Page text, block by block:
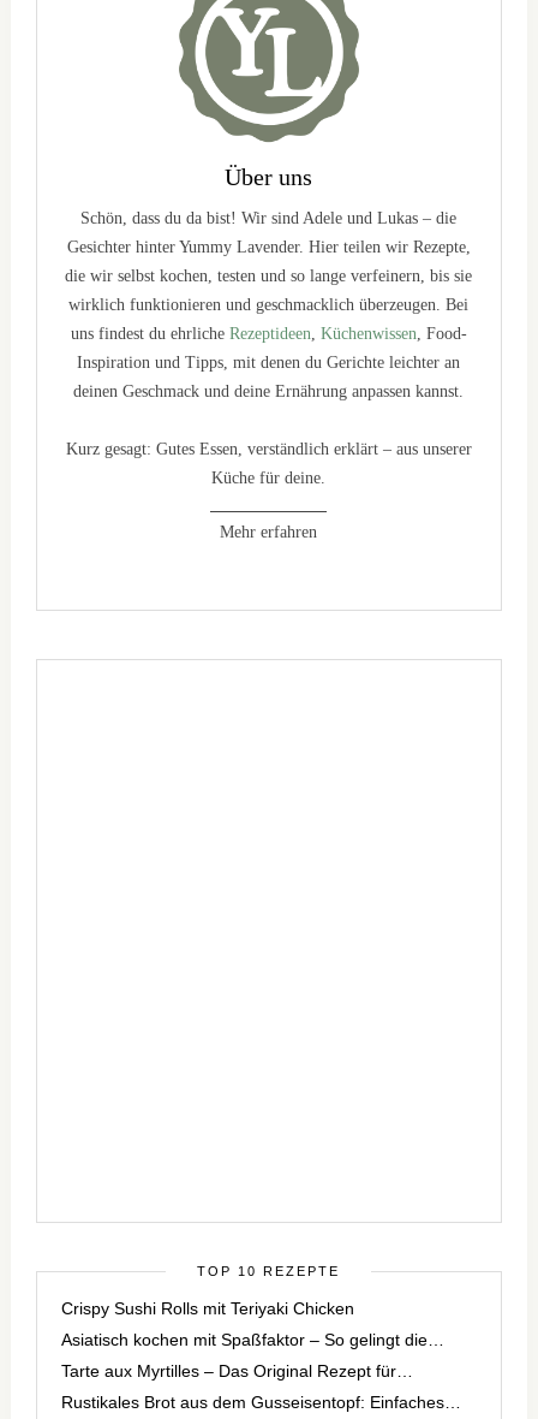
Über uns
Schön, dass du da bist! Wir sind Adele und Lukas – die
Gesichter hinter Yummy Lavender. Hier teilen wir Rezepte,
die wir selbst kochen, testen und so lange verfeinern, bis sie
wirklich funktionieren und geschmacklich überzeugen. Bei
uns findest du ehrliche Rezeptideen Küchenwissen , Food-
Inspiration und Tipps, mit denen du Gerichte leichter an
deinen Geschmack und deine Ernährung anpassen kannst.
Kurz gesagt: Gutes Essen, verständlich erklärt – aus unserer
Küche für deine.
Mehr erfahren
TOP 10 REZEPTE
Crispy Sushi Rolls mit Teriyaki Chicken
Asiatisch kochen mit Spaßfaktor – So gelingt die…
Tarte aux Myrtilles – Das Original Rezept für…
Rustikales Brot aus dem Gusseisentopf: Einfaches…